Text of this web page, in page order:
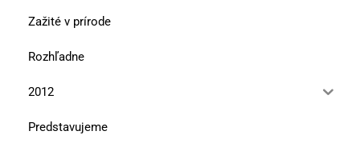
Zažité v prírode
Rozhľadne
2012
Predstavujeme